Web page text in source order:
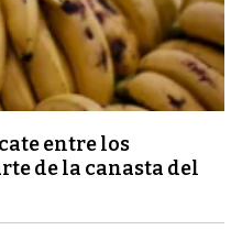
entre los
de la canasta del